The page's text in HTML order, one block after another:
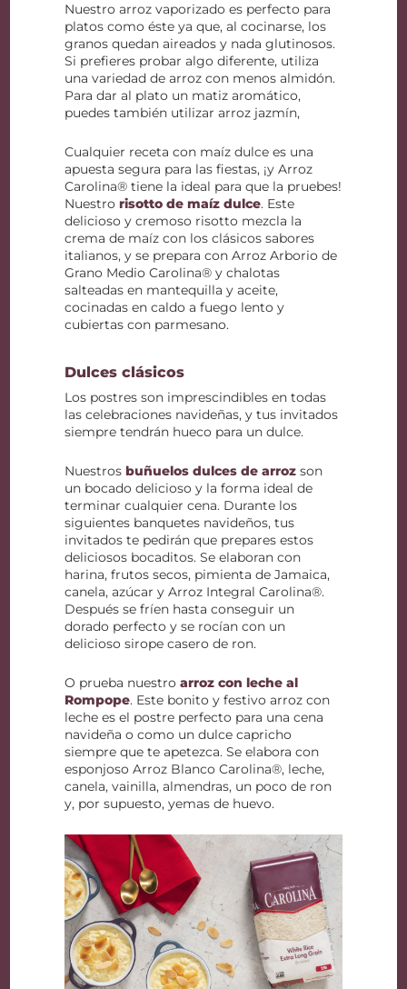
Nuestro arroz vaporizado es perfecto para
platos como éste ya que, al cocinarse, los
granos quedan aireados y nada glutinosos.
Si prefieres probar algo diferente, utiliza
una variedad de arroz con menos almidón.
Para dar al plato un matiz aromático,
puedes también utilizar arroz jazmín,
Cualquier receta con maíz dulce es una
apuesta segura para las fiestas, ¡y Arroz
Carolina® tiene la ideal para que la pruebes!
Nuestrorisotto de maíz dulce. Este
delicioso y cremoso risotto mezcla la
crema de maíz con los clásicos sabores
italianos, y se prepara con Arroz Arborio de
Grano Medio Carolina® y chalotas
salteadas en mantequilla y aceite,
cocinadas en caldo a fuego lento y
cubiertas con parmesano.
Dulces clásicos
Los postres son imprescindibles en todas
las celebraciones navideñas, y tus invitados
siempre tendrán hueco para un dulce.
Nuestros buñuelos dulces de arroz son
un bocado delicioso y la forma ideal de
terminar cualquier cena. Durante los
siguientes banquetes navideños, tus
invitados te pedirán que prepares estos
deliciosos bocaditos. Se elaboran con
harina, frutos secos, pimienta de Jamaica,
canela, azúcar y Arroz Integral Carolina®.
Después se fríen hasta conseguir un
dorado perfecto y se rocían con un
delicioso sirope casero de ron.
O prueba nuestroarroz con leche al
Rompope. Este bonito y festivo arroz con
leche es el postre perfecto para una cena
navideña o como un dulce capricho
siempre que te apetezca. Se elabora con
esponjoso Arroz Blanco Carolina®, leche,
canela, vainilla, almendras, un poco de ron
y, por supuesto, yemas de huevo.